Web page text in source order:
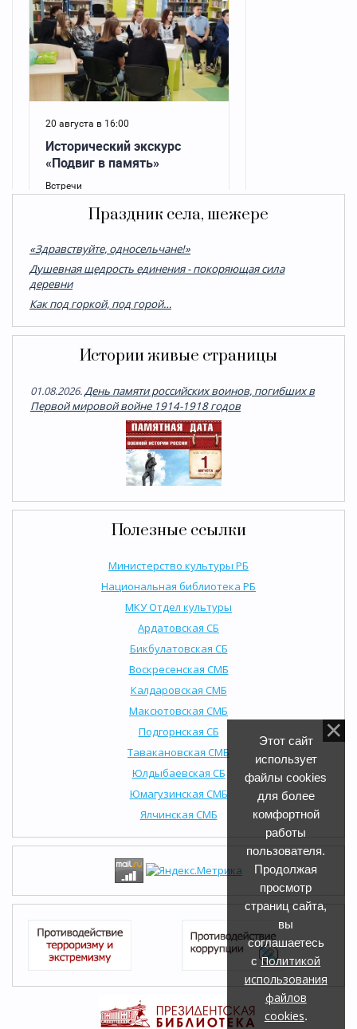
Праздник села, шежере
«Здравствуйте, односельчане!»
Душевная щедрость единения - покоряющая сила
деревни
Как под горкой, под горой…
Истории живые страницы
01.08.2026.День памяти российских воинов, погибших в
Первой мировой войне 1914-1918 годов
Полезные ссылки
Министерство культуры РБ
Национальная библиотека РБ
МКУ Отдел культуры
Ардатовская СБ
Бикбулатовская СБ
Воскресенская СМБ
Калдаровская СМБ
Максютовская СМБ
Подгорнская СБ
Тавакановская СМБ
Юлдыбаевская СБ
Юмагузинская СМБ
Ялчинская СМБ
Этот сайт
использует
файлы cookies
для более
комфортной
работы
пользователя.
Продолжая
просмотр
страниц сайта,
вы
соглашаетесь
сПолитикой
использования
файлов
cookies.